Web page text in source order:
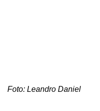
Foto: Leandro Daniel